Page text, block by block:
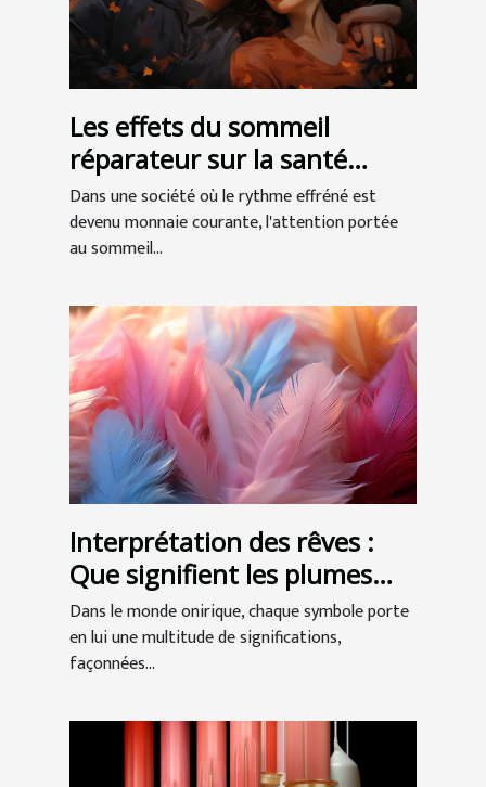
Les effets du sommeil
réparateur sur la santé
globale
Dans une société où le rythme effréné est
devenu monnaie courante, l'attention portée
au sommeil...
Interprétation des rêves :
Que signifient les plumes
dans nos songes ?
Dans le monde onirique, chaque symbole porte
en lui une multitude de significations,
façonnées...